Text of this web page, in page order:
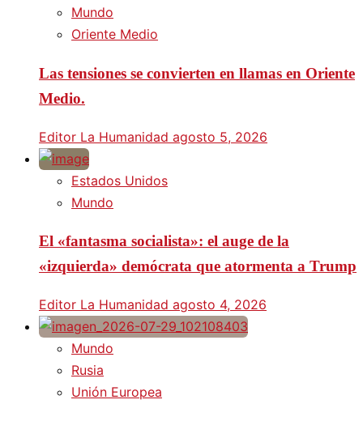
Mundo
Oriente Medio
Las tensiones se convierten en llamas en Oriente
Medio.
Editor La Humanidad agosto 5, 2026
Estados Unidos
Mundo
El «fantasma socialista»: el auge de la
«izquierda» demócrata que atormenta a Trump
Editor La Humanidad agosto 4, 2026
Mundo
Rusia
Unión Europea